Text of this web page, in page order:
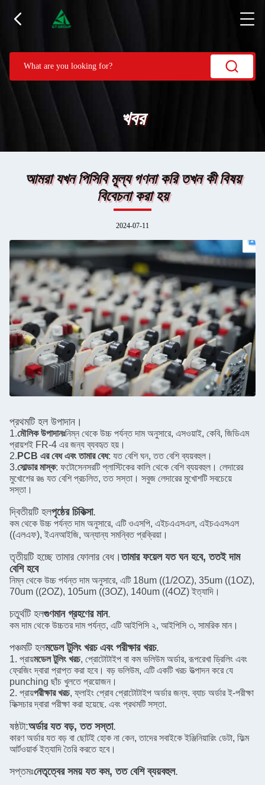
খবর
আমরা যখন পিসিবি মূল্য গণনা করি তখন কী বিষয়
বিবেচনা করা হয়
2024-07-11
প্রথমটি হল উপাদান।
1.মৌলিক উপাদানঃনিম্ন থেকে উচ্চ পর্যন্ত দাম অনুসারে, এসওয়াই, কেবি, জিডিএম
প্রায়শই FR-4 এর জন্য ব্যবহৃত হয়।
2. PCB এর বেধ এবং তামার বেধ: যত বেশি ঘন, তত বেশি ব্যয়বহুল।
3.সোল্ডার মাস্ক: ফটোসেনসরটি প্লাস্টিকের কালি থেকে বেশি ব্যয়বহুল। লেদারের
মুখোশের রঙ যত বেশি প্রচলিত, তত সস্তা। সবুজ লেদারের মুখোশটি সবচেয়ে
সস্তা।
দ্বিতীয়টি হলপৃষ্ঠের চিকিত্সা.
কম থেকে উচ্চ পর্যন্ত দাম অনুসারে, এটি ওএসপি, এইচএএসএল, এইচএএসএল
((এলএফ), ইএনআইজি, অন্যান্য সমন্বিত প্রক্রিয়া।
তৃতীয়টি হচ্ছে তামার ফোলার বেধ।তামার ফয়েল যত ঘন হবে, ততই দাম
বেশি হবে
নিম্ন থেকে উচ্চ পর্যন্ত দাম অনুসারে, এটি 18um ((1/2OZ), 35um ((1OZ),
70um ((2OZ), 105um ((3OZ), 140um ((4OZ) ইত্যাদি।
চতুর্থটি হলগুণমান গ্রহণের মান.
কম দাম থেকে উচ্চতর দাম পর্যন্ত, এটি আইপিসি ২, আইপিসি ৩, সামরিক মান।
পঞ্চমটি হলমডেল টুলিং খরচ এবং পরীক্ষার খরচ.
1. প্রায়মডেল টুলিং খরচ, প্রোটোটাইপ বা কম ভলিউম অর্ডার, রূপরেখা ড্রিলিং এবং
ফ্রেজিং দ্বারা প্রাপ্ত করা হবে। বড় ভলিউম, এটি একটি খরচ উত্পাদন করে যে
punching ছাঁচ খুলতে প্রয়োজন।
2. প্রায়পরীক্ষার খরচ, ফ্লাইং প্রোব প্রোটোটাইপ অর্ডার জন্য. ব্যাচ অর্ডার ই-পরীক্ষা
ফিক্সচার দ্বারা পরীক্ষা করা হয়েছে. এবং প্রথমটি সস্তা.
ষষ্ঠটা:অর্ডার যত বড়, তত সস্তা.
কারণ অর্ডার যত বড় বা ছোটই হোক না কেন, তাদের সবাইকে ইঞ্জিনিয়ারিং ডেটা, ফিল্ম
আর্টওয়ার্ক ইত্যাদি তৈরি করতে হবে।
সপ্তমঃনেতৃত্বের সময় যত কম, তত বেশি ব্যয়বহুল.